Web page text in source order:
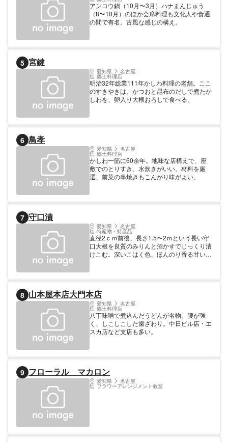
アンコウ鍋（10月〜3月）ハナまんじゅう
（8〜10月）のほか会席料理も文化人や食通
の間で有名。古風な感じの構え。
5 宮鍵
愛知県 名古屋
郷土料理店
明治32年総業111年かしわ料理の老舗。ここ
のすきやきは、かつおと昆布のだしで煮たか
しわを、卵入り大根おろしで食べる。
6 鳥孝
愛知県 名古屋
郷土料理店
かしわ一筋に60余年。地味な店構えで、座
敷でのとりすき、水炊きがいい。材料を厳
選、前菜の串焼きもこんがり味がよい。
7 守口漬
愛知県 名古屋
特産物・特産品
直径2ｃｍ前後、長さ1.5〜2ｍという長い守
口大根を良質のみりんと酒かすでじっくり漬
けこむ。深いこはく色、ほんのり香る甘い酒
8 山本屋本店大門本店
愛知県 名古屋
郷土料理店
八丁味噌で煮込んだうどんが名物。腰が強
く、しこしこした歯ざわり。中日ビル店・エ
スカ店など支店も多い。
9 フローラル マカロン
愛知県 名古屋
フラワーアレンジメント教室